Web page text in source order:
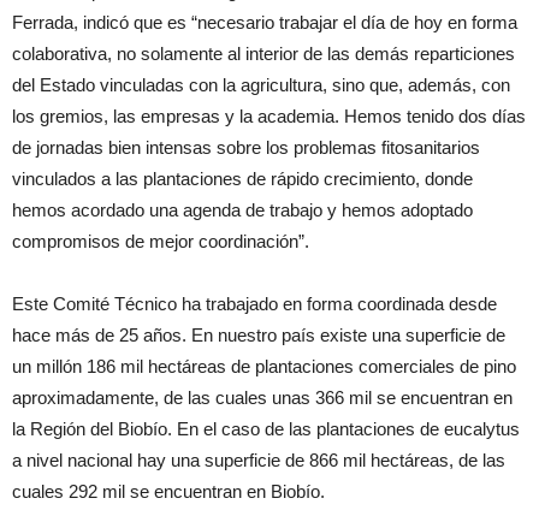
Ferrada, indicó que es “necesario trabajar el día de hoy en forma
colaborativa, no solamente al interior de las demás reparticiones
del Estado vinculadas con la agricultura, sino que, además, con
los gremios, las empresas y la academia. Hemos tenido dos días
de jornadas bien intensas sobre los problemas fitosanitarios
vinculados a las plantaciones de rápido crecimiento, donde
hemos acordado una agenda de trabajo y hemos adoptado
compromisos de mejor coordinación”.
Este Comité Técnico ha trabajado en forma coordinada desde
hace más de 25 años. En nuestro país existe una superficie de
un millón 186 mil hectáreas de plantaciones comerciales de pino
aproximadamente, de las cuales unas 366 mil se encuentran en
la Región del Biobío. En el caso de las plantaciones de eucalytus
a nivel nacional hay una superficie de 866 mil hectáreas, de las
cuales 292 mil se encuentran en Biobío.